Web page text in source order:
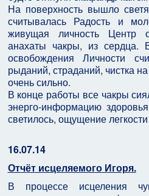
На поверхность вышло
считывалась Радость и
живущая личность Центр
анахаты чакры, из
освобождения Личности
рыданий, страданий, чистка
очень сильно.
В конце работы все чакры
энерго-информацию
светилось, ощущение
16.07.14
Отчёт исцеляемого Игоря.
В процессе исцеления